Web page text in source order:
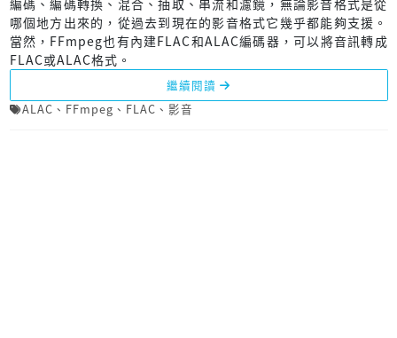
哪個地方出來的，從過去到現在的影音格式它幾乎都能夠支援。
當然，FFmpeg也有內建FLAC和ALAC編碼器，可以將音訊轉成
FLAC或ALAC格式。
繼續閱讀
ALAC 、 FFmpeg 、 FLAC 、 影音